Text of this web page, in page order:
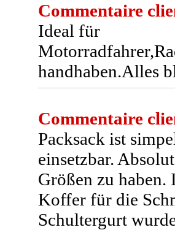
Commentaire
Ideal für
handhaben.Alles
Commentaire
Packsack ist
einsetzbar.
Größen zu
Koffer für die
Schultergurt